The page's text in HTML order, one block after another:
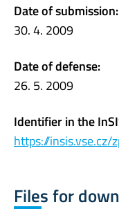
Date of submission:
30. 4. 2009
Date of defense:
26. 5. 2009
Identifier in the
https://
Files for